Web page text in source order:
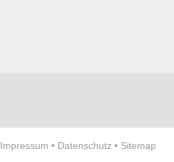
Impressum • Datenschutz• Sitemap